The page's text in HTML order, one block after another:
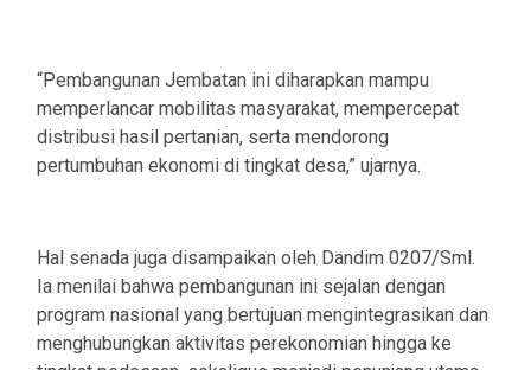
“Pembangunan Jembatan ini diharapkan mampu
memperlancar mobilitas masyarakat, mempercepat
distribusi hasil pertanian, serta mendorong
pertumbuhan ekonomi di tingkat desa,” ujarnya.
Hal senada juga disampaikan oleh Dandim 0207/Sml.
Ia menilai bahwa pembangunan ini sejalan dengan
program nasional yang bertujuan mengintegrasikan dan
menghubungkan aktivitas perekonomian hingga ke